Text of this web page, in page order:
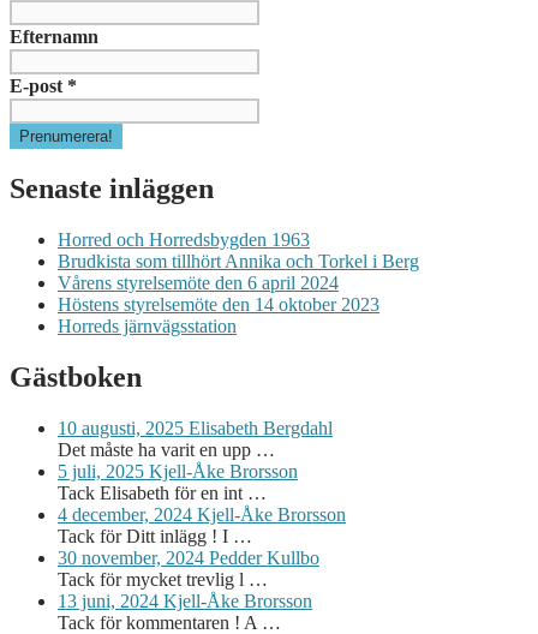
Efternamn
E-post *
Senaste inläggen
Horred och Horredsbygden 1963
Brudkista som tillhört Annika och Torkel i Berg
Vårens styrelsemöte den 6 april 2024
Höstens styrelsemöte den 14 oktober 2023
Horreds järnvägsstation
Gästboken
10 augusti, 2025 Elisabeth Bergdahl
Det måste ha varit en upp …
5 juli, 2025 Kjell-Åke Brorsson
Tack Elisabeth för en int …
4 december, 2024 Kjell-Åke Brorsson
Tack för Ditt inlägg ! I …
30 november, 2024 Pedder Kullbo
Tack för mycket trevlig l …
13 juni, 2024 Kjell-Åke Brorsson
Tack för kommentaren ! A …